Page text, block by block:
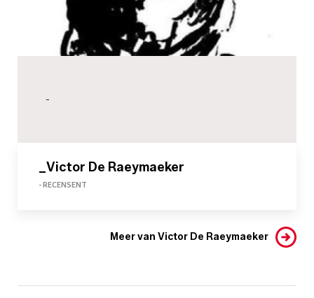
-
_Victor De Raeymaeker
- RECENSENT
Meer van Victor De Raeymaeker